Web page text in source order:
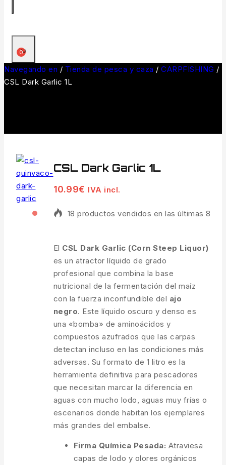
0
Navegando en / Tienda de pesca y caza / CARPFISHING /
CSL Dark Garlic 1L
CSL Dark Garlic 1L
10.99€ IVA incl.
18 productos vendidos en las últimas 8
tienen en su carrito
El CSL Dark Garlic (Corn Steep Liquor)
es un atractor líquido de grado
profesional que combina la base
nutricional de la fermentación del maíz
con la fuerza inconfundible del ajo
negro. Este líquido oscuro y denso es
una «bomba» de aminoácidos y
compuestos azufrados que las carpas
detectan incluso en las condiciones más
adversas. Su formato de 1 litro es la
herramienta definitiva para pescadores
que necesitan marcar la diferencia en
aguas con mucho lodo, aguas muy frías o
escenarios donde habitan los ejemplares
más grandes del embalse.
Firma Química Pesada: Atraviesa
capas de lodo y olores orgánicos